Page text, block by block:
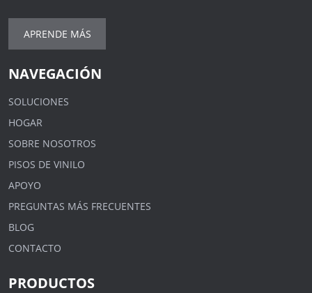
APRENDE MÁS
NAVEGACIÓN
SOLUCIONES
HOGAR
SOBRE NOSOTROS
PISOS DE VINILO
APOYO
PREGUNTAS MÁS FRECUENTES
BLOG
CONTACTO
PRODUCTOS